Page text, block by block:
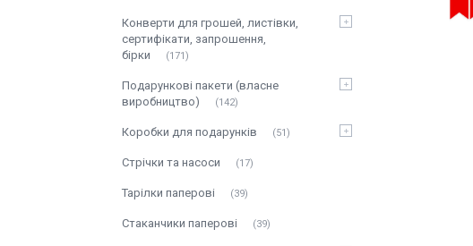
Конверти для грошей, листівки,
сертифікати, запрошення,
бірки
171
Подарункові пакети (власне
виробництво)
142
Коробки для подарунків 51
Стрічки та насоси 17
Тарілки паперові 39
Стаканчики паперові 39